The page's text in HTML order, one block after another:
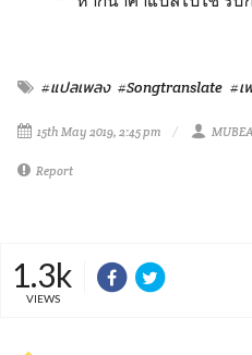
#แปลเพลง #Songtranslate #เ
15th May 2019, 2:45 pm
Report
1.3k
VIEWS